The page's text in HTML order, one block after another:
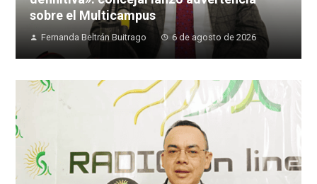
sobre el Multicampus
Fernanda Beltrán Buitrago 6 de agosto de 2026